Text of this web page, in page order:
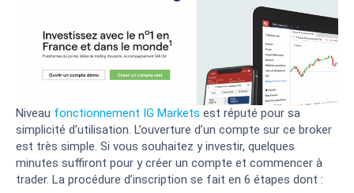
Niveau fonctionnement IG Markets est réputé pour sa
simplicité d’utilisation. L’ouverture d’un compte sur ce broker
est très simple. Si vous souhaitez y investir, quelques
minutes suffiront pour y créer un compte et commencer à
trader. La procédure d’inscription se fait en 6 étapes dont :